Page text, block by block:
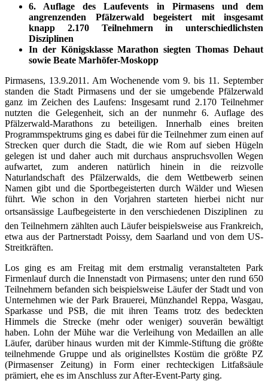
6. Auflage des Laufevents in Pirmasens und dem
angrenzenden Pfälzerwald begeistert mit insgesamt
knapp 2.170 Teilnehmern in unterschiedlichsten
Disziplinen
In der Königsklasse Marathon siegten Thomas Dehaut
sowie Beate Marhöfer-Moskopp
Pirmasens, 13.9.2011. Am Wochenende vom 9. bis 11. September
standen die Stadt Pirmasens und der sie umgebende Pfälzerwald
ganz im Zeichen des Laufens: Insgesamt rund 2.170 Teilnehmer
nutzten die Gelegenheit, sich an der nunmehr 6. Auflage des
Pfälzerwald-Marathons zu beteiligen. Innerhalb eines breiten
Programmspektrums ging es dabei für die Teilnehmer zum einen auf
Strecken quer durch die Stadt, die wie Rom auf sieben Hügeln
gelegen ist und daher auch mit durchaus anspruchsvollen Wegen
aufwartet, zum anderen natürlich hinein in die reizvolle
Naturlandschaft des Pfälzerwalds, die dem Wettbewerb seinen
Namen gibt und die Sportbegeisterten durch Wälder und Wiesen
führt. Wie schon in den Vorjahren starteten hierbei nicht nur
ortsansässige Laufbegeisterte in den verschiedenen Disziplinen  zu
den Teilnehmern zählten auch Läufer beispielsweise aus Frankreich,
etwa aus der Partnerstadt Poissy, dem Saarland und von dem US-
Streitkräften.
Los ging es am Freitag mit dem erstmalig veranstalteten Park
Firmenlauf durch die Innenstadt von Pirmasens; unter den rund 650
Teilnehmern befanden sich beispielsweise Läufer der Stadt und von
Unternehmen wie der Park Brauerei, Münzhandel Reppa, Wasgau,
Sparkasse und PSB, die mit ihren Teams trotz des bedeckten
Himmels die Strecke (mehr oder weniger) souverän bewältigt
haben. Lohn der Mühe war die Verleihung von Medaillen an alle
Läufer, darüber hinaus wurden mit der Kimmle-Stiftung die größte
teilnehmende Gruppe und als originellstes Kostüm die größte PZ
(Pirmasenser Zeitung) in Form einer rechteckigen Litfaßsäule
prämiert, ehe es im Anschluss zur After-Event-Party ging.